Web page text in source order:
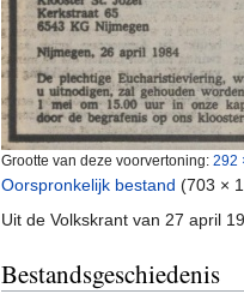
Grootte van deze voorvertoning: 292
Oorspronkelijk bestand (703 ×
Uit de Volkskrant van 27 april
Bestandsgeschiedenis